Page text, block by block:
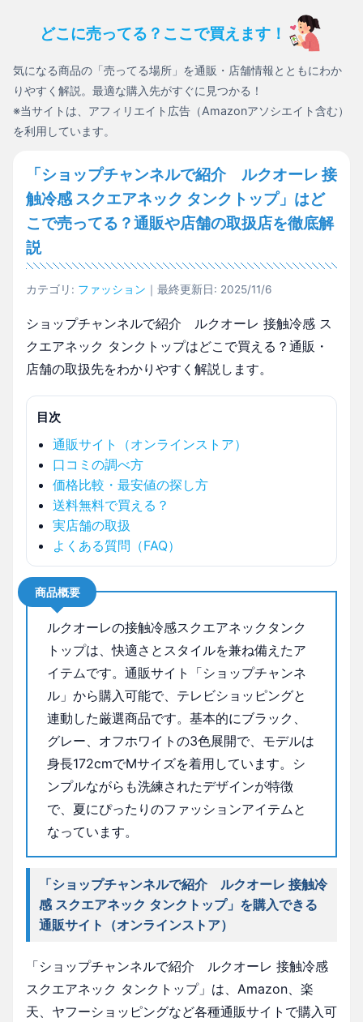
どこに売ってる？ここで買えます！
気になる商品の「売ってる場所」を通販・店舗情報とともにわか
りやすく解説。最適な購入先がすぐに見つかる！
※当サイトは、アフィリエイト広告（Amazonアソシエイト含む）
を利用しています。
「ショップチャンネルで紹介 ルクオーレ 接
触冷感 スクエアネック タンクトップ」はど
こで売ってる？通販や店舗の取扱店を徹底解
説
カテゴリ: ファッション ｜最終更新日: 2025/11/6
ショップチャンネルで紹介 ルクオーレ 接触冷感 ス
クエアネック タンクトップはどこで買える？通販・
店舗の取扱先をわかりやすく解説します。
目次
通販サイト（オンラインストア）
口コミの調べ方
価格比較・最安値の探し方
送料無料で買える？
実店舗の取扱
よくある質問（FAQ）
商品概要
ルクオーレの接触冷感スクエアネックタンク
トップは、快適さとスタイルを兼ね備えたア
イテムです。通販サイト「ショップチャンネ
ル」から購入可能で、テレビショッピングと
連動した厳選商品です。基本的にブラック、
グレー、オフホワイトの3色展開で、モデルは
身長172cmでMサイズを着用しています。シ
ンプルながらも洗練されたデザインが特徴
で、夏にぴったりのファッションアイテムと
なっています。
「ショップチャンネルで紹介 ルクオーレ 接触冷
感 スクエアネック タンクトップ」を購入できる
通販サイト（オンラインストア）
「ショップチャンネルで紹介 ルクオーレ 接触冷感
スクエアネック タンクトップ」は、Amazon、楽
天、ヤフーショッピングなど各種通販サイトで購入可